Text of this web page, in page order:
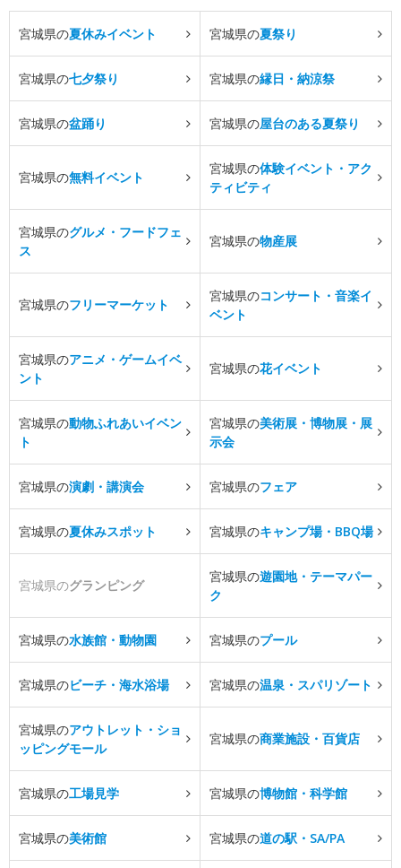
宮城県の夏休みイベント 宮城県の夏祭り
宮城県の七夕祭り 宮城県の縁日・納涼祭
宮城県の盆踊り 宮城県の屋台のある夏祭り
宮城県の無料イベント
宮城県の体験イベント・アク
ティビティ
宮城県のグルメ・フードフェ
ス
宮城県の物産展
宮城県のフリーマーケット
宮城県のコンサート・音楽イ
ベント
宮城県のアニメ・ゲームイベ
ント
宮城県の花イベント
宮城県の動物ふれあいイベン
ト
宮城県の美術展・博物展・展
示会
宮城県の演劇・講演会 宮城県のフェア
宮城県の夏休みスポット 宮城県のキャンプ場・BBQ場
宮城県のグランピング
宮城県の遊園地・テーマパー
ク
宮城県の水族館・動物園 宮城県のプール
宮城県のビーチ・海水浴場 宮城県の温泉・スパリゾート
宮城県のアウトレット・ショ
ッピングモール
宮城県の商業施設・百貨店
宮城県の工場見学 宮城県の博物館・科学館
宮城県の美術館 宮城県の道の駅・SA/PA